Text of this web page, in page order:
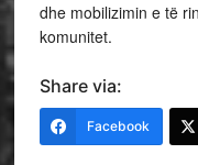
dhe mobilizimin e të
komunitet.
Share via:
Facebook